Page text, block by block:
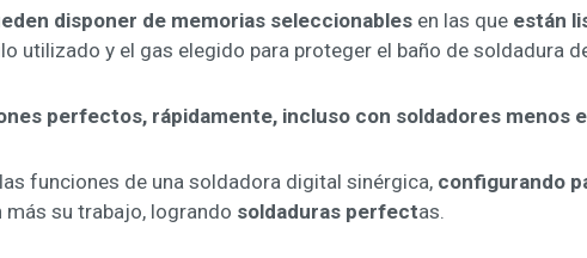
disponer de memorias seleccionables en las que están
utilizado y el gas elegido para proteger el baño de soldadura
perfectos, rápidamente, incluso con soldadores menos
funciones de una soldadora digital sinérgica, configurando
más su trabajo, logrando soldaduras perfectas.